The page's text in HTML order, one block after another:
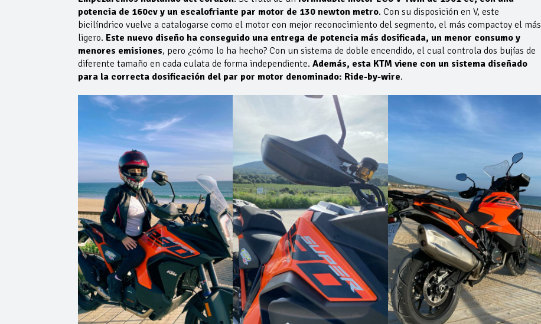
potencia de 160cv y un escalofriante par motor de 130 newton metro. Con su disposición en V, este
bicilíndrico vuelve a catalogarse como el motor con mejor reconocimiento del segmento, el más compactoy el más
ligero. Este nuevo diseño ha conseguido una entrega de potencia más dosificada, un menor consumo y
menores emisiones, pero ¿cómo lo ha hecho? Con un sistema de doble encendido, el cual controla dos bujías de
diferente tamaño en cada culata de forma independiente. Además, esta KTM viene con un sistema diseñado
para la correcta dosificación del par por motor denominado: Ride-by-wire.